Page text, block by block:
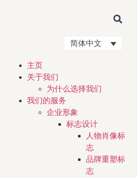
简体中文
主页
关于我们
为什么选择我们
我们的服务
企业形象
标志设计
人物肖像标
志
品牌重塑标
志